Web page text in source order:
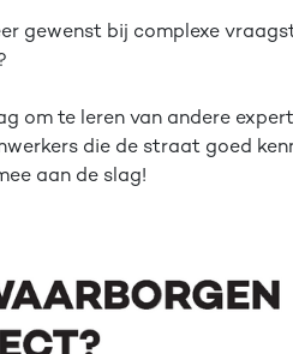
gewenst bij complexe
om te leren van andere
die de straat goed
aan de slag!